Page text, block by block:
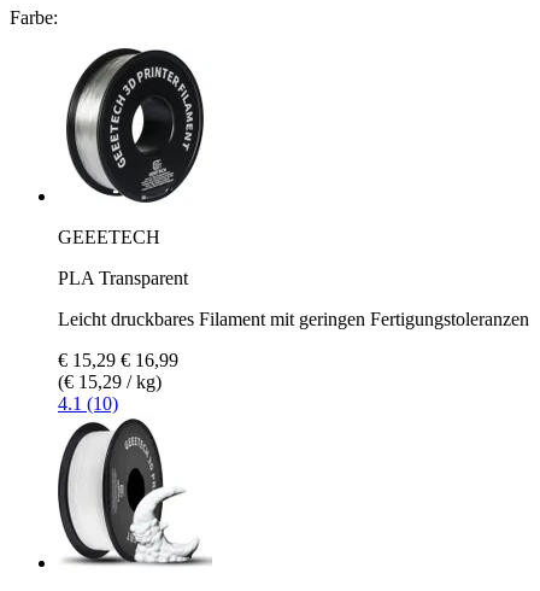
Farbe:
GEEETECH
PLA Transparent
Leicht druckbares Filament mit geringen Fertigungstoleranzen
€ 15,29 € 16,99
(€ 15,29 / kg)
4.1 (10)